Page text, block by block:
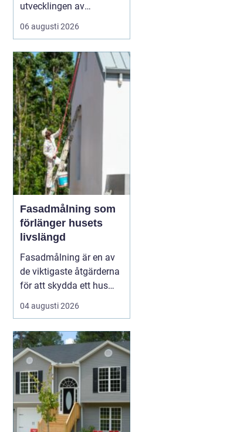
utvecklingen av
moderna städer och
infrastruktur, särskilt i en
Stockholm. Genom en
kombination av teknisk
skicklighet och precision
skapas utrymme för nya
byggnad...
06 augusti 2026
Fasadmålning som
förlänger husets
livslängd
Fasadmålning är en av
de viktigaste åtgärderna
för att skydda ett hus
mot väder, vind och
slitage över tid. Genom
noggrant, välja rätt
färgsystem och utföra
målningsmo...
04 augusti 2026